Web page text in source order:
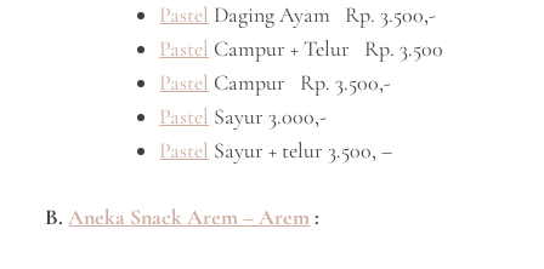
Pastel Daging Ayam Rp. 3.500,-
Pastel Campur + Telur Rp. 3.500
Pastel Campur Rp. 3.500,-
Pastel Sayur 3.000,-
Pastel Sayur + telur 3.500, –
B.Aneka Snack Arem – Arem :